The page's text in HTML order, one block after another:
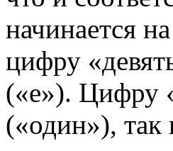
начинается
цифру
(«е»). Цифру
(«один»), так